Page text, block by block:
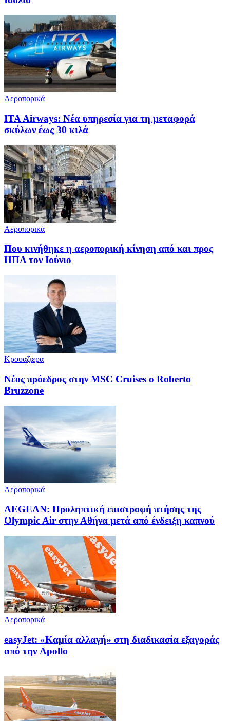
Αεροπορικά
ITA Airways: Νέα υπηρεσία για τη μεταφορά
σκύλων έως 30 κιλά
Αεροπορικά
Που κινήθηκε η αεροπορική κίνηση από και προς
ΗΠΑ τον Ιούνιο
Κρουαζιερα
Νέος πρόεδρος στην MSC Cruises ο Roberto
Bruzzone
Αεροπορικά
AEGEAN: Προληπτική επιστροφή πτήσης της
Olympic Air στην Αθήνα μετά από ένδειξη καπνού
Αεροπορικά
easyJet: «Καμία αλλαγή» στη διαδικασία εξαγοράς
από την Apollo